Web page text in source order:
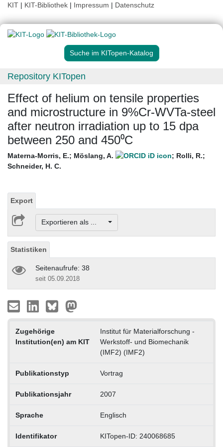
KIT | KIT-Bibliothek | Impressum | Datenschutz
Suche im KITopen-Katalog
Repository KITopen
Effect of helium on tensile properties
and microstructure in 9%Cr-WVTa-steel
after neutron irradiation up to 15 dpa
between 250 and 450⁰C
Materna-Morris, E.; Möslang, A. ; Rolli, R.;
Schneider, H. C.
Export
Exportieren als ...
Statistiken
Seitenaufrufe: 38
seit 05.09.2018
Zugehörige
Institution(en) am KIT
Institut für Materialforschung -
Werkstoff- und Biomechanik
(IMF2) (IMF2)
Publikationstyp Vortrag
Publikationsjahr 2007
Sprache Englisch
Identifikator KITopen-ID: 240068685